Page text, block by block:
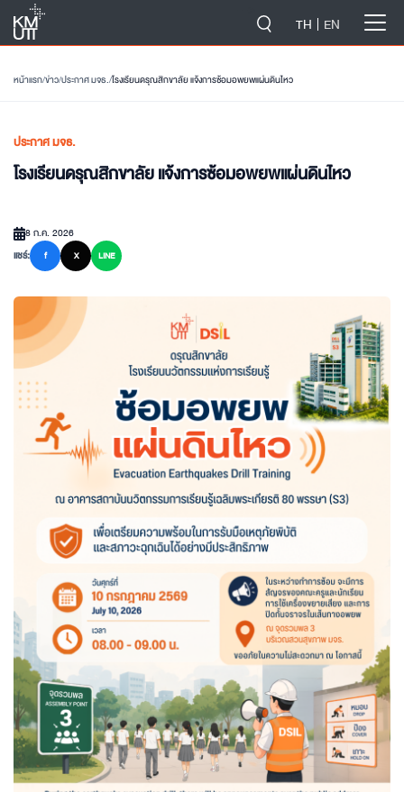
TH EN
หน้าแรก/ข่าว/ประกาศ มจธ./โรงเรียนดรุณสิกขาลัย แจ้งการซ้อมอพยพแผ่นดินไหว
ประกาศ มจธ.
โรงเรียนดรุณสิกขาลัย แจ้งการซ้อมอพยพแผ่นดินไหว
8 ก.ค. 2026
แชร์:
f X LINE